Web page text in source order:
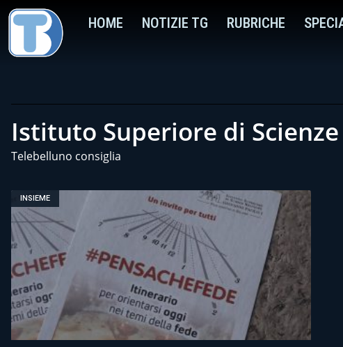
HOME NOTIZIE TG RUBRICHE
Istituto Superiore di
Telebelluno consiglia
INSIEME